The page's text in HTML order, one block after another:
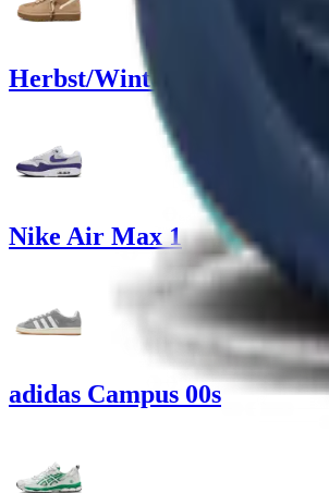
Herbst/Winter Sneakers
Nike Air Max 1
adidas Campus 00s